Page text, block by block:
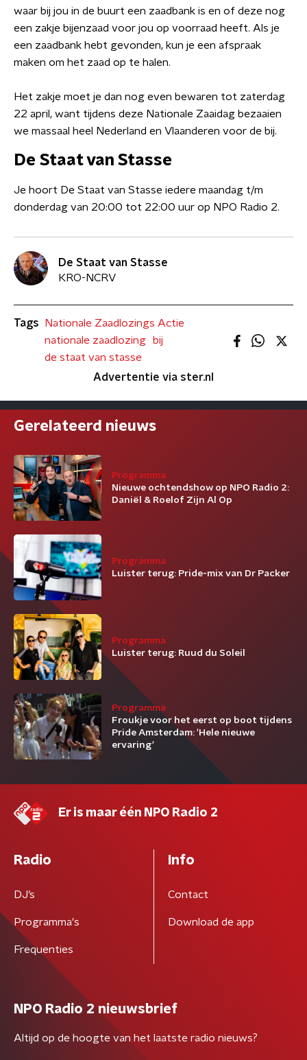
waar bij jou in de buurt een zaadbank is en of deze nog
een zakje bijenzaad voor jou op voorraad heeft. Als je
een zaadbank hebt gevonden, kun je een afspraak
maken om het zaad op te halen.
Het zakje moet je dan nog even bewaren tot zaterdag
22 april, want tijdens deze Nationale Zaaidag bezaaien
we massaal heel Nederland en Vlaanderen voor de bij.
De Staat van Stasse
Je hoort De Staat van Stasse iedere maandag t/m
donderdag van 20:00 tot 22:00 uur op NPO Radio 2.
De Staat van Stasse
KRO-NCRV
Tags
Nationale Zaadlozings Actie
nationale zaadlozing
bij
de staat van stasse
Advertentie via ster.nl
Gerelateerd nieuws
Programma
Nieuwe ochtendshow op NPO Radio 2:
Daniël & Roelof Zijn Al Op
Programma
Luister terug: Pride-mix van Dr Packer
Programma
Luister terug: Ruud du Soleil
Programma
Froukje voor het eerst op boot tijdens
Pride Amsterdam: 'Hele nieuwe
ervaring'
Er is maar één NPO Radio 2
Radio
DJ’s
Programma's
Frequenties
Info
Contact
Download de app
NPO Radio 2 nieuwsbrief
Altijd op de hoogte van het laatste radio nieuws?